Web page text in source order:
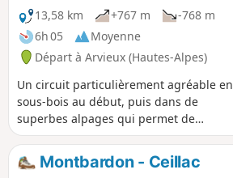
13,58 km
+767 m
-768 m
6h 05
Moyenne
Départ à Arvieux (Hautes-Alpes)
Un circuit particulièrement agréable en
sous-bois au début, puis dans de
superbes alpages qui permet de
traverser le village d'alpage des
Granges de Furfande pour se terminer
au refuge sous le col de même nom.
Montbardon - Ceillac